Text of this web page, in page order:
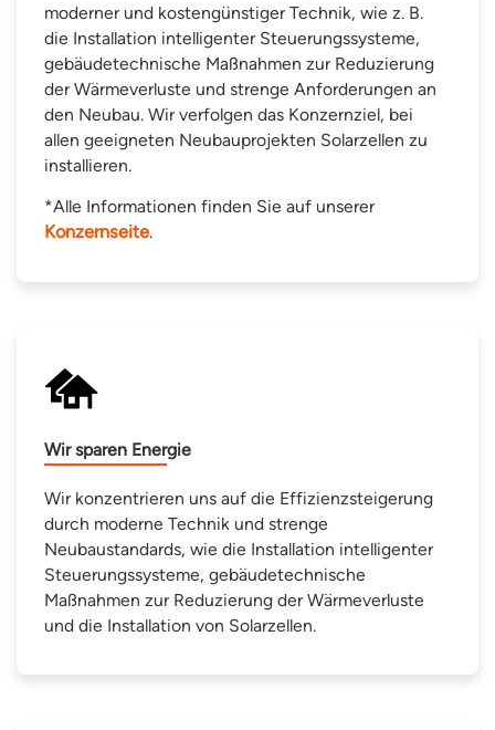
moderner und kostengünstiger Technik, wie z. B.
die Installation intelligenter Steuerungssysteme,
gebäudetechnische Maßnahmen zur Reduzierung
der Wärmeverluste und strenge Anforderungen an
den Neubau. Wir verfolgen das Konzernziel, bei
allen geeigneten Neubauprojekten Solarzellen zu
installieren.
*Alle Informationen finden Sie auf unserer
Konzernseite.
Wir sparen Energie
Wir konzentrieren uns auf die Effizienzsteigerung
durch moderne Technik und strenge
Neubaustandards, wie die Installation intelligenter
Steuerungssysteme, gebäudetechnische
Maßnahmen zur Reduzierung der Wärmeverluste
und die Installation von Solarzellen.